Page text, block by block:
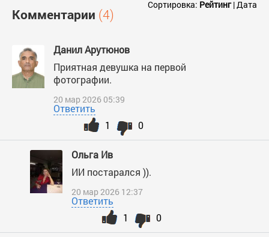
Комментарии (4)
Сортировка: Рейтинг|Дата
Данил Арутюнов
Приятная девушка на первой
фотографии.
20 мар 2026 05:39
Ответить
0
1
Ольга Ив
ИИ постарался )).
20 мар 2026 12:37
Ответить
0
1